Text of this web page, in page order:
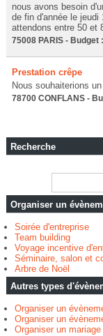
nous avons besoin
de fin d'année le jeudi
attendons entre 50 et
75008 PARIS - Budget
Prestation crêpe
Nous souhaiterions
78700 CONFLANS -
Recherche
Organiser un
Soirée d'entreprise
Team building
Voyage incentive
Séminaire, salon et
Arbre de Noël
Autres types
Organiser un
Organiser un
Organiser un mariage